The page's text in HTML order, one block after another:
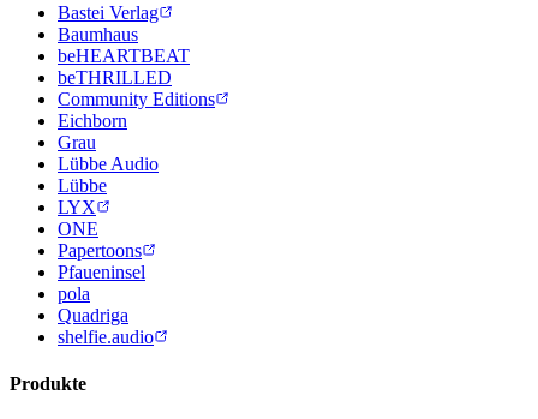
Bastei Verlag
Baumhaus
beHEARTBEAT
beTHRILLED
Community Editions
Eichborn
Grau
Lübbe Audio
Lübbe
LYX
ONE
Papertoons
Pfaueninsel
pola
Quadriga
shelfie.audio
Produkte